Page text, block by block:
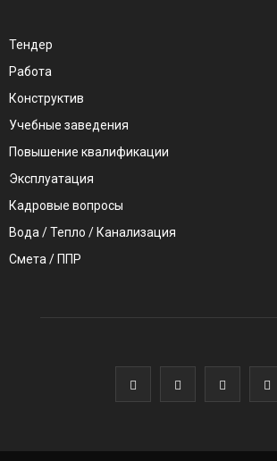
Тендер
Работа
Конструктив
Учебные заведения
Повышение квалификации
Эксплуатация
Кадровые вопросы
Вода / Тепло / Канализация
Смета / ППР